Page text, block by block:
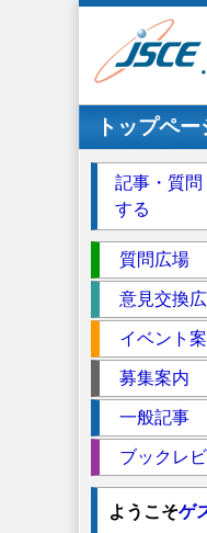
メインナビ
トップペー
記事・質
する
ク
シ
質問広場
意見交換
イベント
募集案内
一般記事
ブックレ
ようこそゲ